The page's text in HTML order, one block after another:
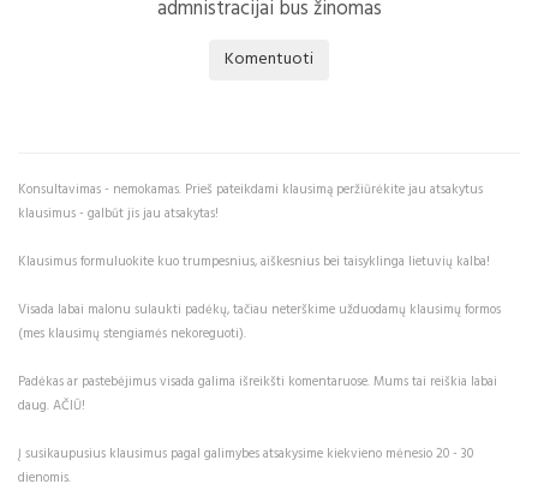
admnistracijai bus žinomas
Komentuoti
Konsultavimas - nemokamas. Prieš pateikdami klausimą peržiūrėkite jau atsakytus
klausimus - galbūt jis jau atsakytas!
Klausimus formuluokite kuo trumpesnius, aiškesnius bei taisyklinga lietuvių kalba!
Visada labai malonu sulaukti padėkų, tačiau neterškime užduodamų klausimų formos
(mes klausimų stengiamės nekoreguoti).
Padėkas ar pastebėjimus visada galima išreikšti komentaruose. Mums tai reiškia labai
daug. AČIŪ!
Į susikaupusius klausimus pagal galimybes atsakysime kiekvieno mėnesio 20 - 30
dienomis.